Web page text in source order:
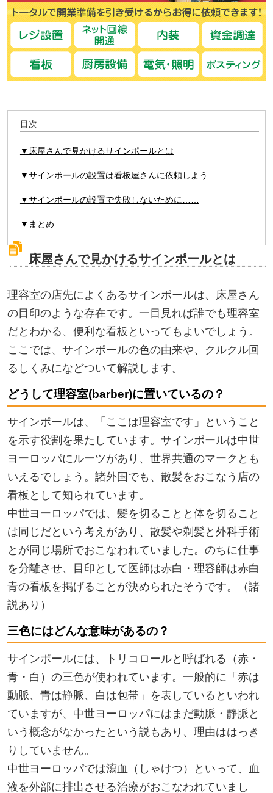
目次
▼床屋さんで見かけるサインポールとは
▼サインポールの設置は看板屋さんに依頼しよう
▼サインポールの設置で失敗しないために……
▼まとめ
床屋さんで見かけるサインポールとは
理容室の店先によくあるサインポールは、床屋さん
の目印のような存在です。一目見れば誰でも理容室
だとわかる、便利な看板といってもよいでしょう。
ここでは、サインポールの色の由来や、クルクル回
るしくみになどついて解説します。
どうして理容室(barber)に置いているの？
サインポールは、「ここは理容室です」ということ
を示す役割を果たしています。サインポールは中世
ヨーロッパにルーツがあり、世界共通のマークとも
いえるでしょう。諸外国でも、散髪をおこなう店の
看板として知られています。
中世ヨーロッパでは、髪を切ることと体を切ること
は同じだという考えがあり、散髪や剃髪と外科手術
とが同じ場所でおこなわれていました。のちに仕事
を分離させ、目印として医師は赤白・理容師は赤白
青の看板を掲げることが決められたそうです。（諸
説あり）
三色にはどんな意味があるの？
サインポールには、トリコロールと呼ばれる（赤・
青・白）の三色が使われています。一般的に「赤は
動脈、青は静脈、白は包帯」を表しているといわれ
ていますが、中世ヨーロッパにはまだ動脈・静脈と
いう概念がなかったという説もあり、理由ははっき
りしていません。
中世ヨーロッパでは瀉血（しゃけつ）といって、血
液を外部に排出させる治療がおこなわれていまし